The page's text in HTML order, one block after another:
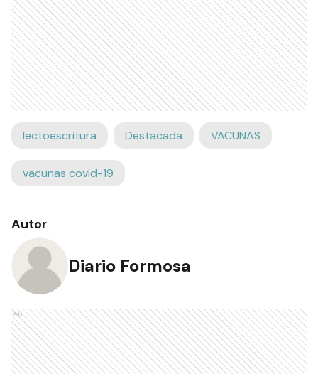
lectoescritura Destacada VACUNAS
vacunas covid-19
Autor
Diario Formosa
Ads